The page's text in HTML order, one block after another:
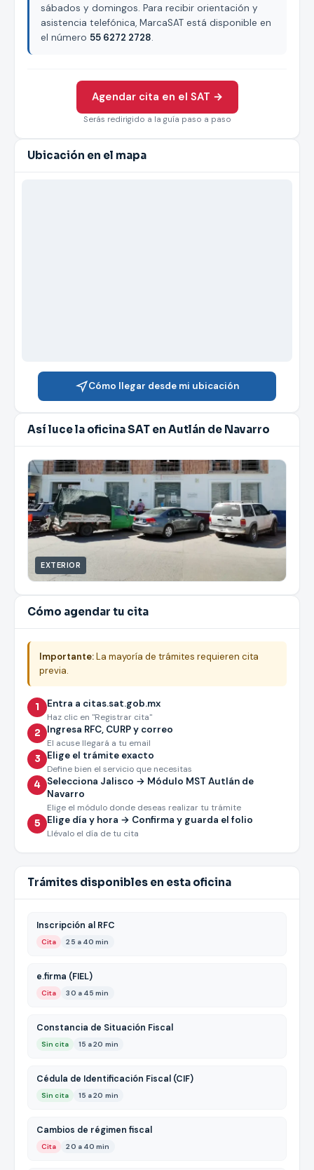
sábados y domingos. Para recibir orientación y
asistencia telefónica, MarcaSAT está disponible en
el número 55 6272 2728.
Agendar cita en el SAT →
Serás redirigido a la guía paso a paso
Ubicación en el mapa
Cómo llegar desde mi ubicación
Así luce la oficina SAT en Autlán de Navarro
EXTERIOR
Cómo agendar tu cita
Importante:La mayoría de trámites requieren cita
previa.
1 Entra a citas.sat.gob.mx
Haz clic en "Registrar cita"
2 Ingresa RFC, CURP y correo
El acuse llegará a tu email
3 Elige el trámite exacto
Define bien el servicio que necesitas
4 Selecciona Jalisco → Módulo MST Autlán de
Navarro
Elige el módulo donde deseas realizar tu trámite
5 Elige día y hora → Confirma y guarda el folio
Llévalo el día de tu cita
Trámites disponibles en esta oficina
Inscripción al RFC
Cita 25 a 40 min
e.firma (FIEL)
Cita 30 a 45 min
Constancia de Situación Fiscal
Sin cita 15 a 20 min
Cédula de Identificación Fiscal (CIF)
Sin cita 15 a 20 min
Cambios de régimen fiscal
Cita 20 a 40 min